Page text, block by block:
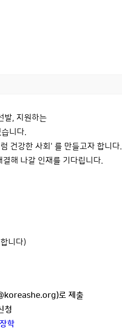
발, 지원하는
니다.
건강한 사회' 를 만들고자 합니다.
해 나갈 인재를 기다립니다.
니다)
로 제출
청
학